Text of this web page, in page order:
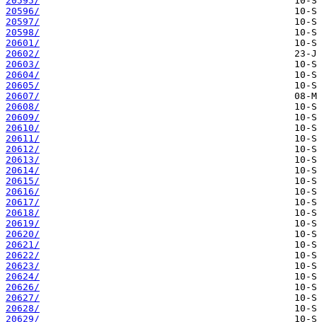
20596/
20597/
20598/
20601/
20602/
20603/
20604/
20605/
20607/
20608/
20609/
20610/
20611/
20612/
20613/
20614/
20615/
20616/
20617/
20618/
20619/
20620/
20621/
20622/
20623/
20624/
20626/
20627/
20628/
20629/